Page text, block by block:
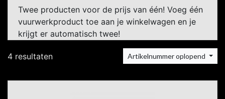
Twee producten voor de prijs van één! Voeg één
vuurwerkproduct toe aan je winkelwagen en je
krijgt er automatisch twee!
4 resultaten Artikelnummer oplopend